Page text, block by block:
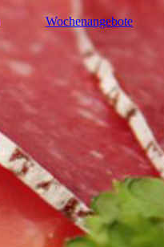
Wochenangebote